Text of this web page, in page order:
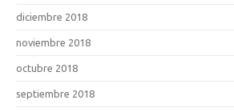
diciembre 2018
noviembre 2018
octubre 2018
septiembre 2018